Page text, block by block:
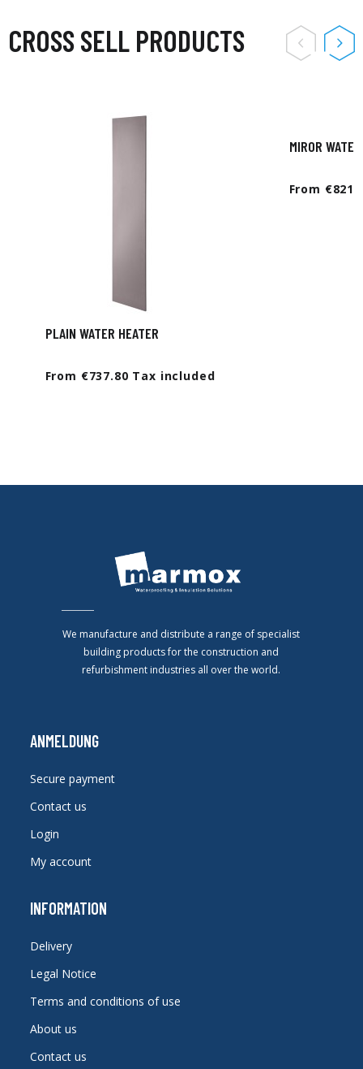
CROSS SELL PRODUCTS
PLAIN WATER HEATER
From €737.80 Tax included
MIROR
From
We manufacture and distribute a range of specialist
building products for the construction and
refurbishment industries all over the world.
ANMELDUNG
Secure payment
Contact us
Login
My account
INFORMATION
Delivery
Legal Notice
Terms and conditions of use
About us
Contact us